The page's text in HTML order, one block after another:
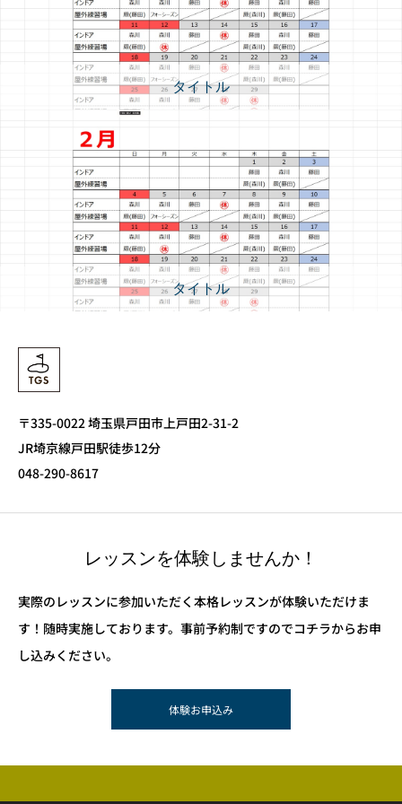
タイトル
タイトル
〒335-0022 埼玉県戸田市上戸田2-31-2
JR埼京線戸田駅徒歩12分
048-290-8617
レッスンを体験しませんか！
実際のレッスンに参加いただく本格レッスンが体験いただけま
す！随時実施しております。事前予約制ですのでコチラからお申
し込みください。
体験お申込み